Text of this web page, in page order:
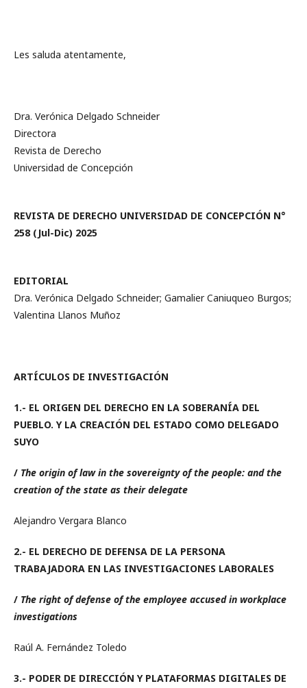
Les saluda atentamente,
Dra. Verónica Delgado Schneider
Directora
Revista de Derecho
Universidad de Concepción
REVISTA DE DERECHO UNIVERSIDAD DE CONCEPCIÓN N°
258 (Jul-Dic) 2025
EDITORIAL
Dra. Verónica Delgado Schneider; Gamalier Caniuqueo Burgos;
Valentina Llanos Muñoz
ARTÍCULOS DE INVESTIGACIÓN
1.- EL ORIGEN DEL DERECHO EN LA SOBERANÍA DEL
PUEBLO. Y LA CREACIÓN DEL ESTADO COMO DELEGADO
SUYO
/ The origin of law in the sovereignty of the people: and the
creation of the state as their delegate
Alejandro Vergara Blanco
2.- EL DERECHO DE DEFENSA DE LA PERSONA
TRABAJADORA EN LAS INVESTIGACIONES LABORALES
/ The right of defense of the employee accused in workplace
investigations
Raúl A. Fernández Toledo
3.- PODER DE DIRECCIÓN Y PLATAFORMAS DIGITALES DE